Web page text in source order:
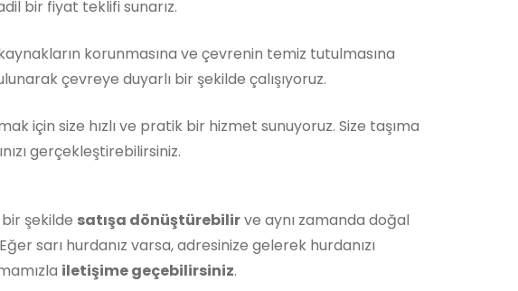
bir fiyat teklifi sunarız.
korunmasına ve çevrenin temiz tutulmasına
çevreye duyarlı bir şekilde çalışıyoruz.
için size hızlı ve pratik bir hizmet sunuyoruz. Size taşıma
gerçekleştirebilirsiniz.
bir şekilde satışa dönüştürebilirve aynı zamanda doğal
sarı hurdanız varsa, adresinize gelerek hurdanızı
iletişime geçebilirsiniz.